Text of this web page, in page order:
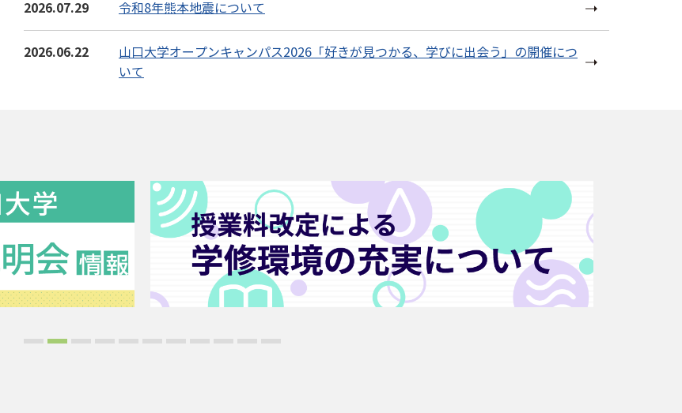
2026.07.29 令和8年熊本地震について
2026.06.22
山口大学オープンキャンパス2026「好きが見つかる、学びに出会う」の開催につ
いて